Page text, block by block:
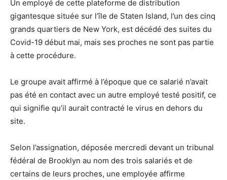
Un employé de cette plateforme de distribution
gigantesque située sur l’île de Staten Island, l’un des cinq
grands quartiers de New York, est décédé des suites du
Covid-19 début mai, mais ses proches ne sont pas partie
à cette procédure.
Le groupe avait affirmé à l’époque que ce salarié n’avait
pas été en contact avec un autre employé testé positif, ce
qui signifie qu’il aurait contracté le virus en dehors du
site.
Selon l’assignation, déposée mercredi devant un tribunal
fédéral de Brooklyn au nom des trois salariés et de
certains de leurs proches, une employée affirme